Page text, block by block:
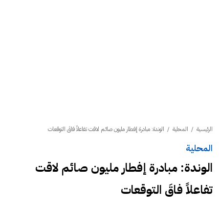
الرئيسية / المحلية / الوندة: مبادرة إفطار مليون صائم لاقت تفاعلاً فاقَ التوقعات
المحلية
الوندة: مبادرة إفطار مليون صائم لاقت
تفاعلاً فاقَ التوقعات